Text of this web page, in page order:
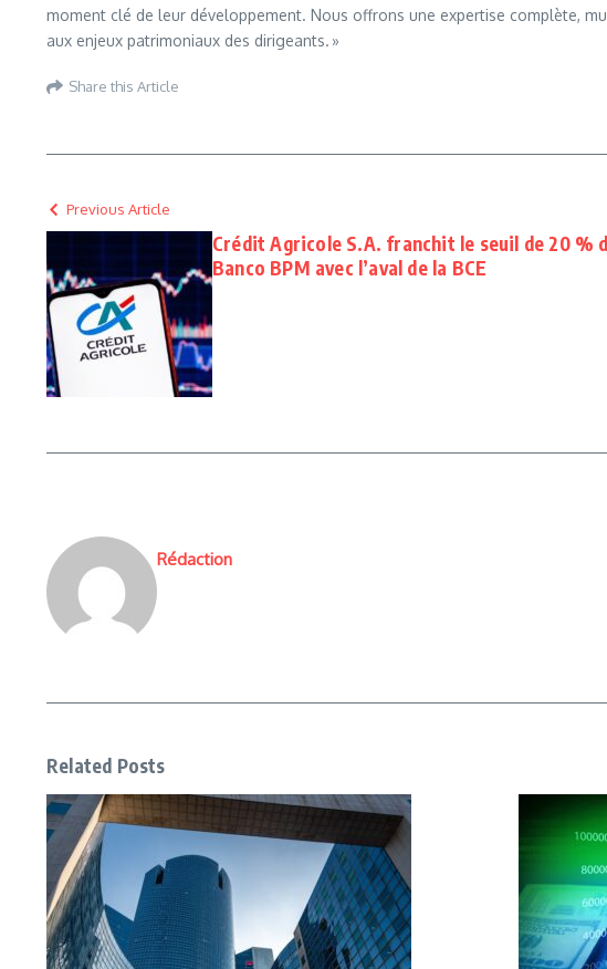
moment clé de leur développement. Nous offrons une expertise complète,
aux enjeux patrimoniaux des dirigeants. »
Share this Article
Previous Article
Crédit Agricole S.A. franchit le seuil de 20 %
Banco BPM avec l’aval de la BCE
Rédaction
Related Posts